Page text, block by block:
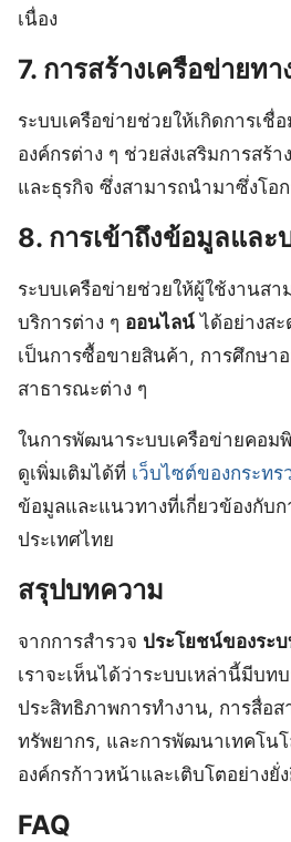
เนื่อง
7. การสร้างเครือข่ายท
ระบบเครือข่ายช่วยให้เกิดการเชื่
องค์กรต่าง ๆ ช่วยส่งเสริมการสร้าง
และธุรกิจ ซึ่งสามารถนำมาซึ่งโอ
8. การเข้าถึงข้อมูลและ
ระบบเครือข่ายช่วยให้ผู้ใช้งานสา
บริการต่าง ๆ ออนไลน์ ได้อย่างส
เป็นการซื้อขายสินค้า, การศึกษา
สาธารณะต่าง ๆ
ในการพัฒนาระบบเครือข่ายคอม
ดูเพิ่มเติมได้ที่ เว็บไซต์ของกระทร
ข้อมูลและแนวทางที่เกี่ยวข้องกับ
ประเทศไทย
สรุปบทความ
จากการสำรวจ ประโยชน์ของระ
เราจะเห็นได้ว่าระบบเหล่านี้มีบท
ประสิทธิภาพการทำงาน, การสื่อส
ทรัพยากร, และการพัฒนาเทคโน
องค์กรก้าวหน้าและเติบโตอย่างยั่
FAQ